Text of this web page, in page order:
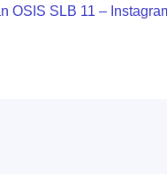
OSIS SLB 11 –